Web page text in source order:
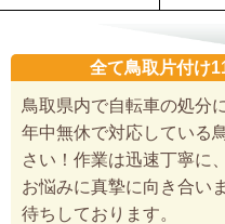
全て鳥取片付け
鳥取県内で自転車の処分
年中無休で対応している
さい！作業は迅速丁寧に
お悩みに真摯に向き合い
待ちしております。